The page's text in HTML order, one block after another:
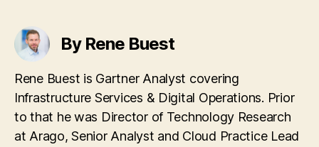
By Rene Buest
Rene Buest is Gartner Analyst covering
Infrastructure Services & Digital Operations. Prior
to that he was Director of Technology Research
at Arago, Senior Analyst and Cloud Practice Lead